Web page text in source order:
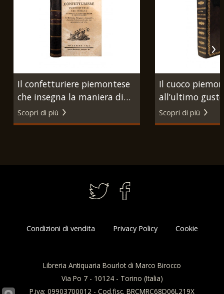
Il confetturiere piemontese
che insegna la maniera di
confettare frutti in diverse
maniere. Torino, Beltramo
Scopri di più
Il cuoco
all’ultimo
aggiunte ad
nostra
Scopri di più
Condizioni di vendita Privacy Policy Cookie
Libreria Antiquaria Bourlot di Marco Birocco
Via Po 7 - 10124 - Torino (Italia)
P.iva: 09903700012 - Cod.fisc. BRCMRC68D06L219X